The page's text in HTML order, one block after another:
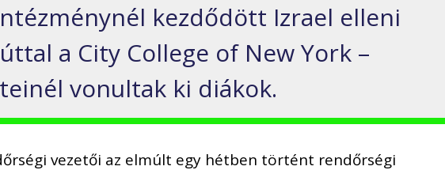
kezdődött Izrael elleni
a City College of New York –
vonultak ki diákok.
vezetői az elmúlt egy hétben történt rendőrségi